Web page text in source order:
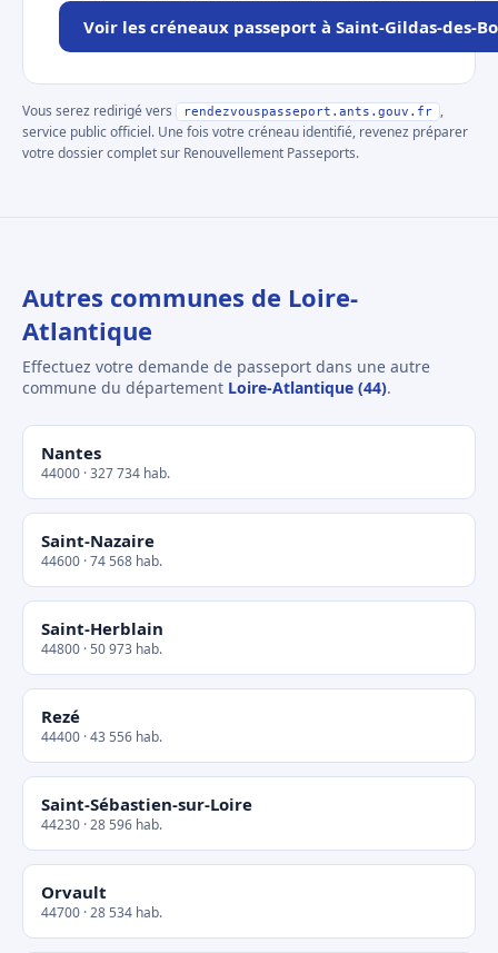
Voir les créneaux passeport à Saint-Gildas-des-
Vous serez redirigé vers rendezvouspasseport.ants.gouv.fr
,
service public officiel. Une fois votre créneau identifié, revenez préparer
votre dossier complet sur Renouvellement Passeports.
Autres communes de Loire-
Atlantique
Effectuez votre demande de passeport dans une autre
commune du département Loire-Atlantique (44).
Nantes
44000 · 327 734 hab.
Saint-Nazaire
44600 · 74 568 hab.
Saint-Herblain
44800 · 50 973 hab.
Rezé
44400 · 43 556 hab.
Saint-Sébastien-sur-Loire
44230 · 28 596 hab.
Orvault
44700 · 28 534 hab.